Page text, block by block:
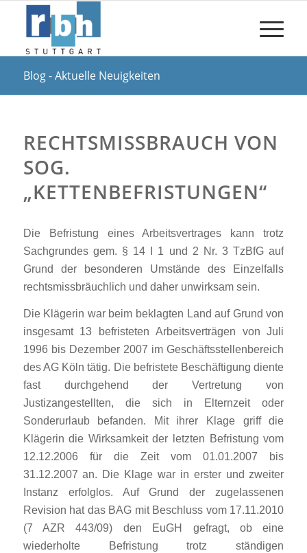
Blog - Aktuelle Neuigkeiten
RECHTSMISSBRAUCH VON
SOG.
„KETTENBEFRISTUNGEN“
Die Befristung eines Arbeitsvertrages kann trotz
Sachgrundes gem. § 14 I 1 und 2 Nr. 3 TzBfG auf
Grund der besonderen Umstände des Einzelfalls
rechtsmissbräuchlich und daher unwirksam sein.
Die Klägerin war beim beklagten Land auf Grund von
insgesamt 13 befristeten Arbeitsverträgen von Juli
1996 bis Dezember 2007 im Geschäftsstellenbereich
des AG Köln tätig. Die befristete Beschäftigung diente
fast durchgehend der Vertretung von
Justizangestellten, die sich in Elternzeit oder
Sonderurlaub befanden. Mit ihrer Klage griff die
Klägerin die Wirksamkeit der letzten Befristung vom
12.12.2006 für die Zeit vom 01.01.2007 bis
31.12.2007 an. Die Klage war in erster und zweiter
Instanz erfolglos. Auf Grund der zugelassenen
Revision hat das BAG mit Beschluss vom 17.11.2010
(7 AZR 443/09) den EuGH gefragt, ob eine
wiederholte Befristung trotz ständigen